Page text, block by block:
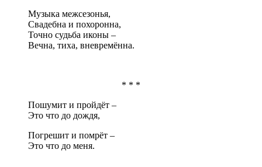
Музыка межсезонья,
Свадебна и похоронна,
Точно судьба иконы –
Вечна, тиха, вневремённа.
* * *
Пошумит и пройдёт –
Это что до дождя,
Погрешит и помрёт –
Это что до меня.